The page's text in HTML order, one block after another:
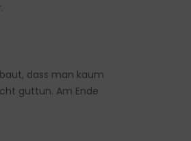
dass man kaum
guttun. Am Ende